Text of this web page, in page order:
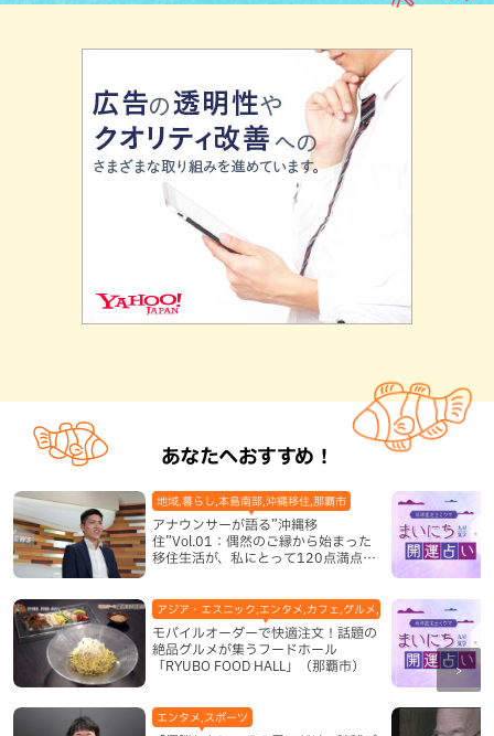
あなたへおすすめ！
アナウンサーが語る”沖縄移
住”Vol.01：偶然のご縁から始まった
移住生活が、私にとって120点満点に
地域,暮らし,本島南部,沖縄移住,那覇市
モバイルオーダーで快適注文！話題の
絶品グルメが集うフードホール
「RYUBO FOOD HALL」（那覇市）
アジア・エスニック,エンタメ,カフェ,グルメ,テレビ,中華,地域,本島
エンタメ,スポーツ